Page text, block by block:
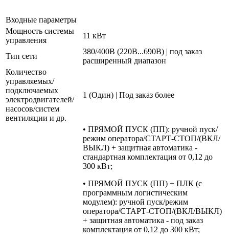
Входные параметры
Мощность системы
управления
11 кВт
Тип сети
380/400В (220В...690В) | под заказ
расширенный диапазон
Количество
управляемых/
подключаемых
электродвигателей/
насосов/систем
вентиляции и др.
1 (Один) | Под заказ более
• ПРЯМОЙ ПУСК (ПП): ручной пуск/
режим оператора/СТАРТ-СТОП/(ВКЛ/
ВЫКЛ) + защитная автоматика -
стандартная комплектация от 0,12 до
300 кВт;
• ПРЯМОЙ ПУСК (ПП) + ПЛК (с
программным логистическим
модулем): ручной пуск/режим
оператора/СТАРТ-СТОП/(ВКЛ/ВЫКЛ)
+ защитная автоматика - под заказ
комплектация от 0,12 до 300 кВт;